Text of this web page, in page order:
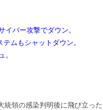
イバー攻撃でダウン。
ムもシャットダウン。
。
統領の感染判明後に飛び立った